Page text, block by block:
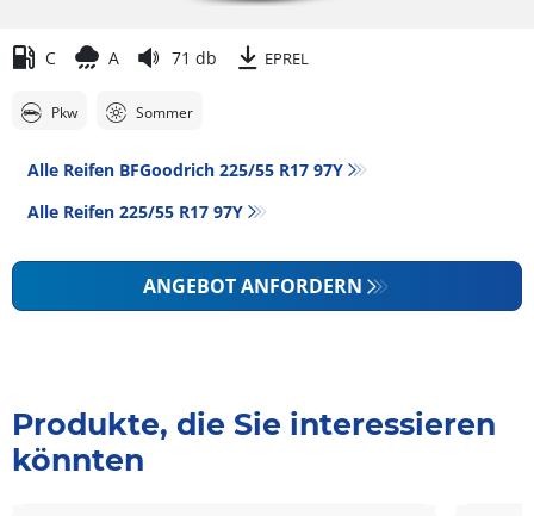
C A 71 db EPREL
Pkw Sommer
Alle Reifen BFGoodrich 225/55 R17 97Y
Alle Reifen‎ 225/55 R17 97Y
ANGEBOT ANFORDERN
Produkte, die Sie interessieren
könnten